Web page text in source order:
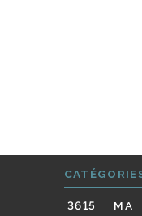
3615 MA